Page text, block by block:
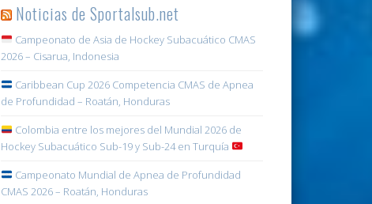
Noticias de Sportalsub.net
Campeonato de Asia de Hockey Subacuático CMAS
2026 – Cisarua, Indonesia
Caribbean Cup 2026 Competencia CMAS de Apnea
de Profundidad – Roatán, Honduras
Colombia entre los mejores del Mundial 2026 de
Hockey Subacuático Sub-19 y Sub-24 en Turquía
Campeonato Mundial de Apnea de Profundidad
CMAS 2026 – Roatán, Honduras